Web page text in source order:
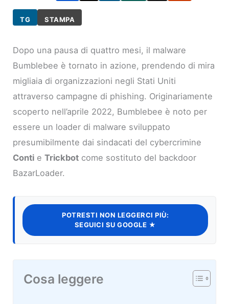
TG STAMPA
Dopo una pausa di quattro mesi, il malware
Bumblebee è tornato in azione, prendendo di mira
migliaia di organizzazioni negli Stati Uniti
attraverso campagne di phishing. Originariamente
scoperto nell’aprile 2022, Bumblebee è noto per
essere un loader di malware sviluppato
presumibilmente dai sindacati del cybercrimine
Conti eTrickbot come sostituto del backdoor
BazarLoader.
POTRESTI NON LEGGERCI PIÙ:
SEGUICI SU GOOGLE ★
Cosa leggere